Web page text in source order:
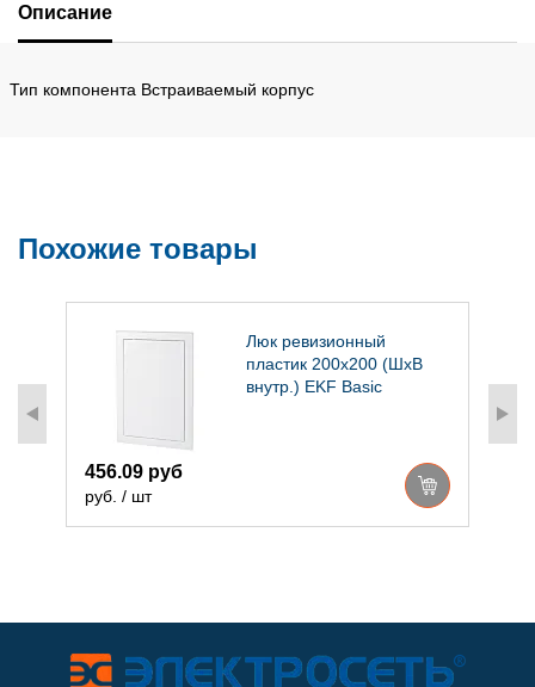
Описание
Тип компонента Встраиваемый корпус
Похожие товары
Люк ревизионный
пластик 200х200 (ШхВ
внутр.) EKF Basic
456.09 руб
руб. / шт